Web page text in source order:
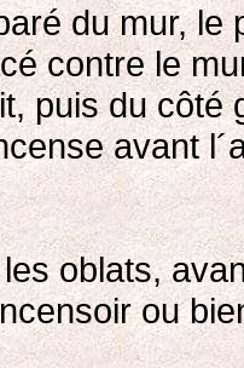
du mur,
contre le
puis du côté
avant
oblats,
ou